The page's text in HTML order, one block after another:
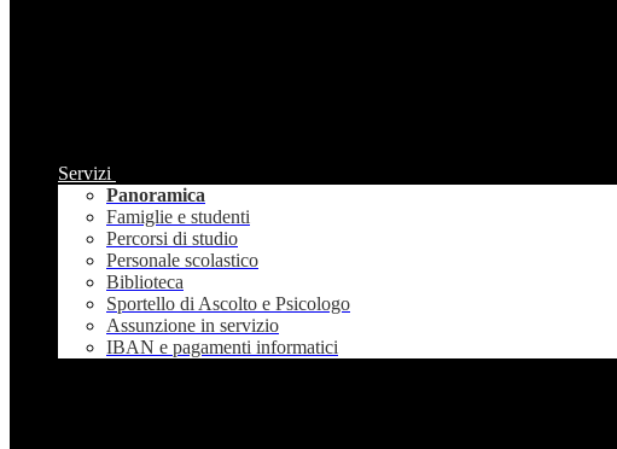
Servizi
Panoramica
Famiglie e studenti
Percorsi di studio
Personale scolastico
Biblioteca
Sportello di Ascolto e Psicologo
Assunzione in servizio
IBAN e pagamenti informatici